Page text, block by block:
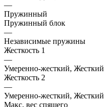
—
Пружинный
Пружинный блок
—
Независимые пружины
Жесткость 1
—
Умеренно-жесткий, Жесткий
Жесткость 2
—
Умеренно-жесткий, Жесткий
Макс. вес спящего